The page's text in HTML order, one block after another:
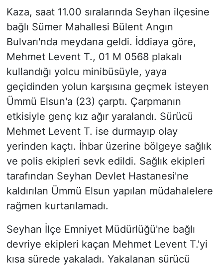
Kaza, saat 11.00 sıralarında Seyhan ilçesine
bağlı Sümer Mahallesi Bülent Angın
Bulvarı'nda meydana geldi. İddiaya göre,
Mehmet Levent T., 01 M 0568 plakalı
kullandığı yolcu minibüsüyle, yaya
geçidinden yolun karşısına geçmek isteyen
Ümmü Elsun'a (23) çarptı. Çarpmanın
etkisiyle genç kız ağır yaralandı. Sürücü
Mehmet Levent T. ise durmayıp olay
yerinden kaçtı. İhbar üzerine bölgeye sağlık
ve polis ekipleri sevk edildi. Sağlık ekipleri
tarafından Seyhan Devlet Hastanesi'ne
kaldırılan Ümmü Elsun yapılan müdahalelere
rağmen kurtarılamadı.
Seyhan İlçe Emniyet Müdürlüğü'ne bağlı
devriye ekipleri kaçan Mehmet Levent T.'yi
kısa sürede yakaladı. Yakalanan sürücü